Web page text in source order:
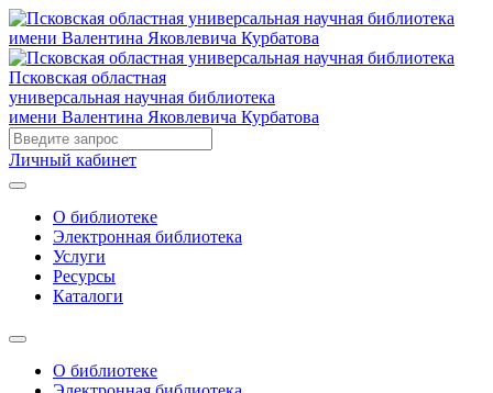
Псковская областная
универсальная научная библиотека
имени Валентина Яковлевича Курбатова
Личный кабинет
О библиотеке
Электронная библиотека
Услуги
Ресурсы
Каталоги
О библиотеке